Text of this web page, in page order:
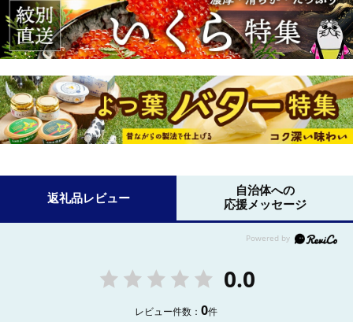
返礼品レビュー
自治体への
応援メッセージ
0.0
レビュー件数：0件